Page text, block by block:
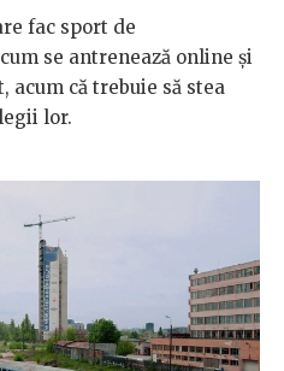
fac sport de
se antrenează online și
acum că trebuie să stea
lor.